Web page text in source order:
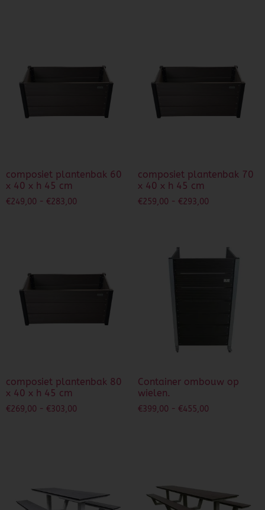
composiet plantenbak 60
x 40 x h 45 cm
€249,00 - €283,00
composiet plantenbak 70
x 40 x h 45 cm
€259,00 - €293,00
composiet plantenbak 80
x 40 x h 45 cm
€269,00 - €303,00
Container ombouw op
wielen.
€399,00 - €455,00